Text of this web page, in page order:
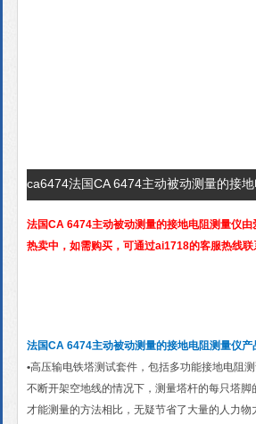
ca6474法国CA 6474主动被动测量的接
法国CA 6474主动被动测量的接地电阻测量仪由
热卖中，如需购买，可通过ai1718的客服热线联
法国CA 6474主动被动测量的接地电阻测量仪产
•高压输电铁塔测试套件，包括多功能接地电阻
不断开架空地线的情况下，测量塔杆的每只塔
才能测量的方法相比，无疑节省了大量的人力